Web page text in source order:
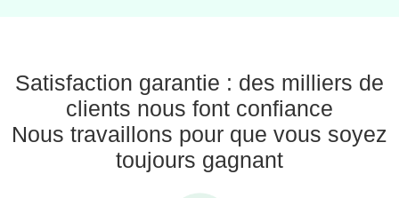
Satisfaction garantie : des milliers de
clients nous font confiance
Nous travaillons pour que vous soyez
toujours gagnant